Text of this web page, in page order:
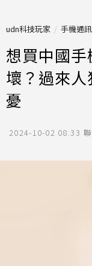
udn科技玩家 手機通訊
想買中國
壞？過來
憂
2024-10-02 08:33